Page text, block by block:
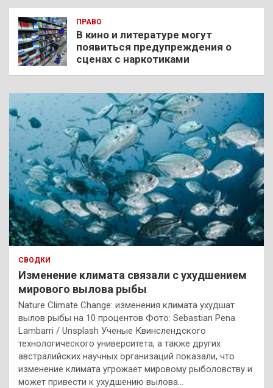
ПРАВО
В кино и литературе могут
появиться предупреждения о
сценах с наркотиками
СВОДКИ
Изменение климата связали с ухудшением
мирового вылова рыбы
Nature Climate Change: изменения климата ухудшат
вылов рыбы на 10 процентов Фото: Sebastian Pena
Lambarri / Unsplash Ученые Квинслендского
технологического университета, а также других
австралийских научных организаций показали, что
изменение климата угрожает мировому рыболовству и
может привести к ухудшению вылова…